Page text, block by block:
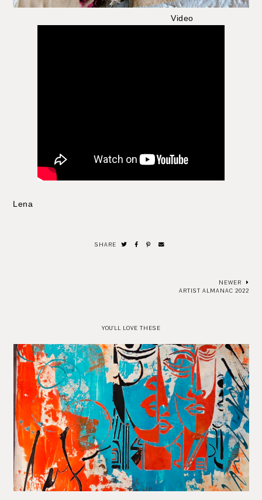
Video
Lena
SHARE
NEWER
ARTIST ALMANAC 2022
YOU'LL LOVE THESE